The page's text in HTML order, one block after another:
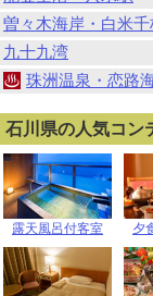
曽々木海岸・白米千
九十九湾
珠洲温泉・恋路
石川県の人気コン
露天風呂付客室 夕